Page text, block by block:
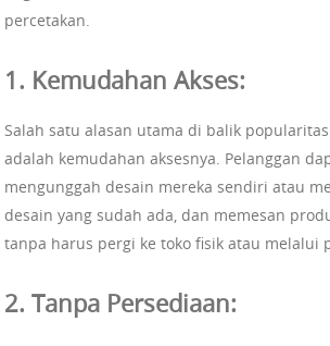
percetakan.
1. Kemudahan Akses:
Salah satu alasan utama di balik
adalah kemudahan aksesnya. Pelanggan
mengunggah desain mereka sendiri atau
desain yang sudah ada, dan memesan
tanpa harus pergi ke toko fisik atau melalui
2. Tanpa Persediaan: